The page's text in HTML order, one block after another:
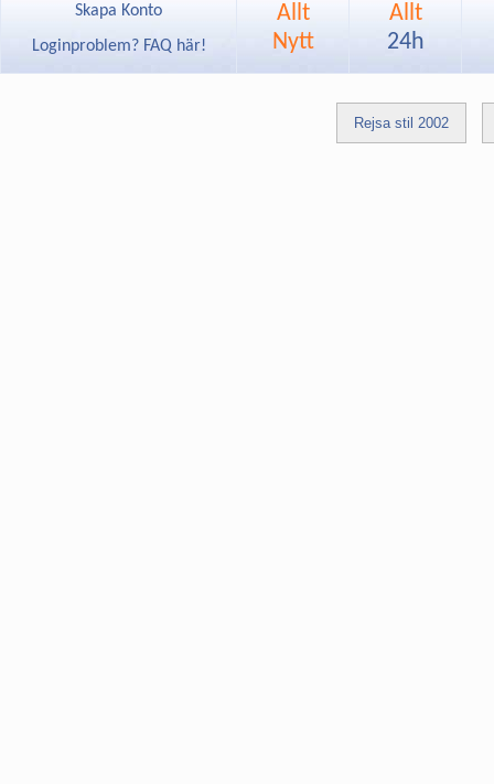
Skapa Konto
Loginproblem? FAQ här!
Allt
Nytt
Allt
24h
Rejsa stil 2002